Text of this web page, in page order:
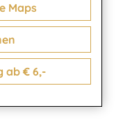
Maps
ab € 6,-